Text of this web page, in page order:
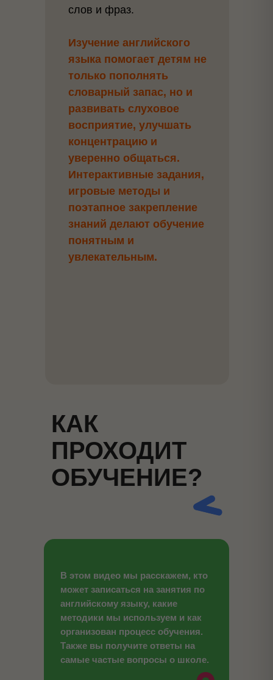
слов и фраз.
Изучение английского
языка помогает детям не
только пополнять
словарный запас, но и
развивать слуховое
восприятие, улучшать
концентрацию и
уверенно общаться.
Интерактивные задания,
игровые методы и
поэтапное закрепление
знаний делают обучение
понятным и
увлекательным.
КАК
ПРОХОДИТ
ОБУЧЕНИЕ?
В этом видео мы расскажем, кто
может записаться на занятия по
английскому языку, какие
методики мы используем и как
организован процесс обучения.
Также вы получите ответы на
самые частые вопросы о школе.